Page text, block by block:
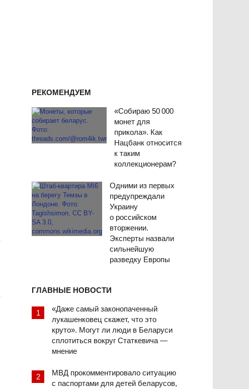
РЕКОМЕНДУЕМ
«Собираю 50 000
монет для
прикола». Как
Нацбанк относится
к таким
коллекционерам?
Одними из первых
предупреждали
Украину
о российском
вторжении.
Эксперты назвали
сильнейшую
разведку Европы
ГЛАВНЫЕ НОВОСТИ
«Даже самый законопаченный
лукашенковец скажет, что это
круто». Могут ли люди в Беларуси
сплотиться вокруг Статкевича —
мнение
МВД прокомментировало ситуацию
с паспортами для детей беларусов,